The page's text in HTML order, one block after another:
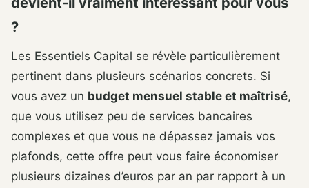
?
Les Essentiels Capital se révèle particulièrement
pertinent dans plusieurs scénarios concrets. Si
vous avez un budget mensuel stable et maîtrisé,
que vous utilisez peu de services bancaires
complexes et que vous ne dépassez jamais vos
plafonds, cette offre peut vous faire économiser
plusieurs dizaines d’euros par an par rapport à un